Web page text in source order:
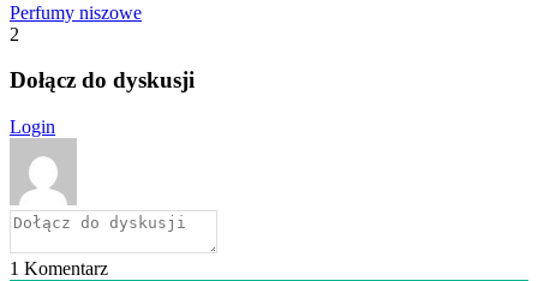
Perfumy niszowe
2
Dołącz do dyskusji
Login
1 Komentarz